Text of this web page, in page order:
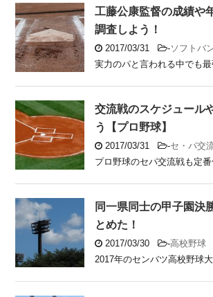
工藤公康監督の成績や
調査しよう！
2017/03/31 -ソフトバ
実力のパと言われる中でも
交流戦のスケジュール
う【プロ野球】
2017/03/31 -セ・パ交
プロ野球のセパ交流戦も定
同一県同士の甲子園決
とめた！
2017/03/30 -高校野球
2017年のセンバツ高校野球